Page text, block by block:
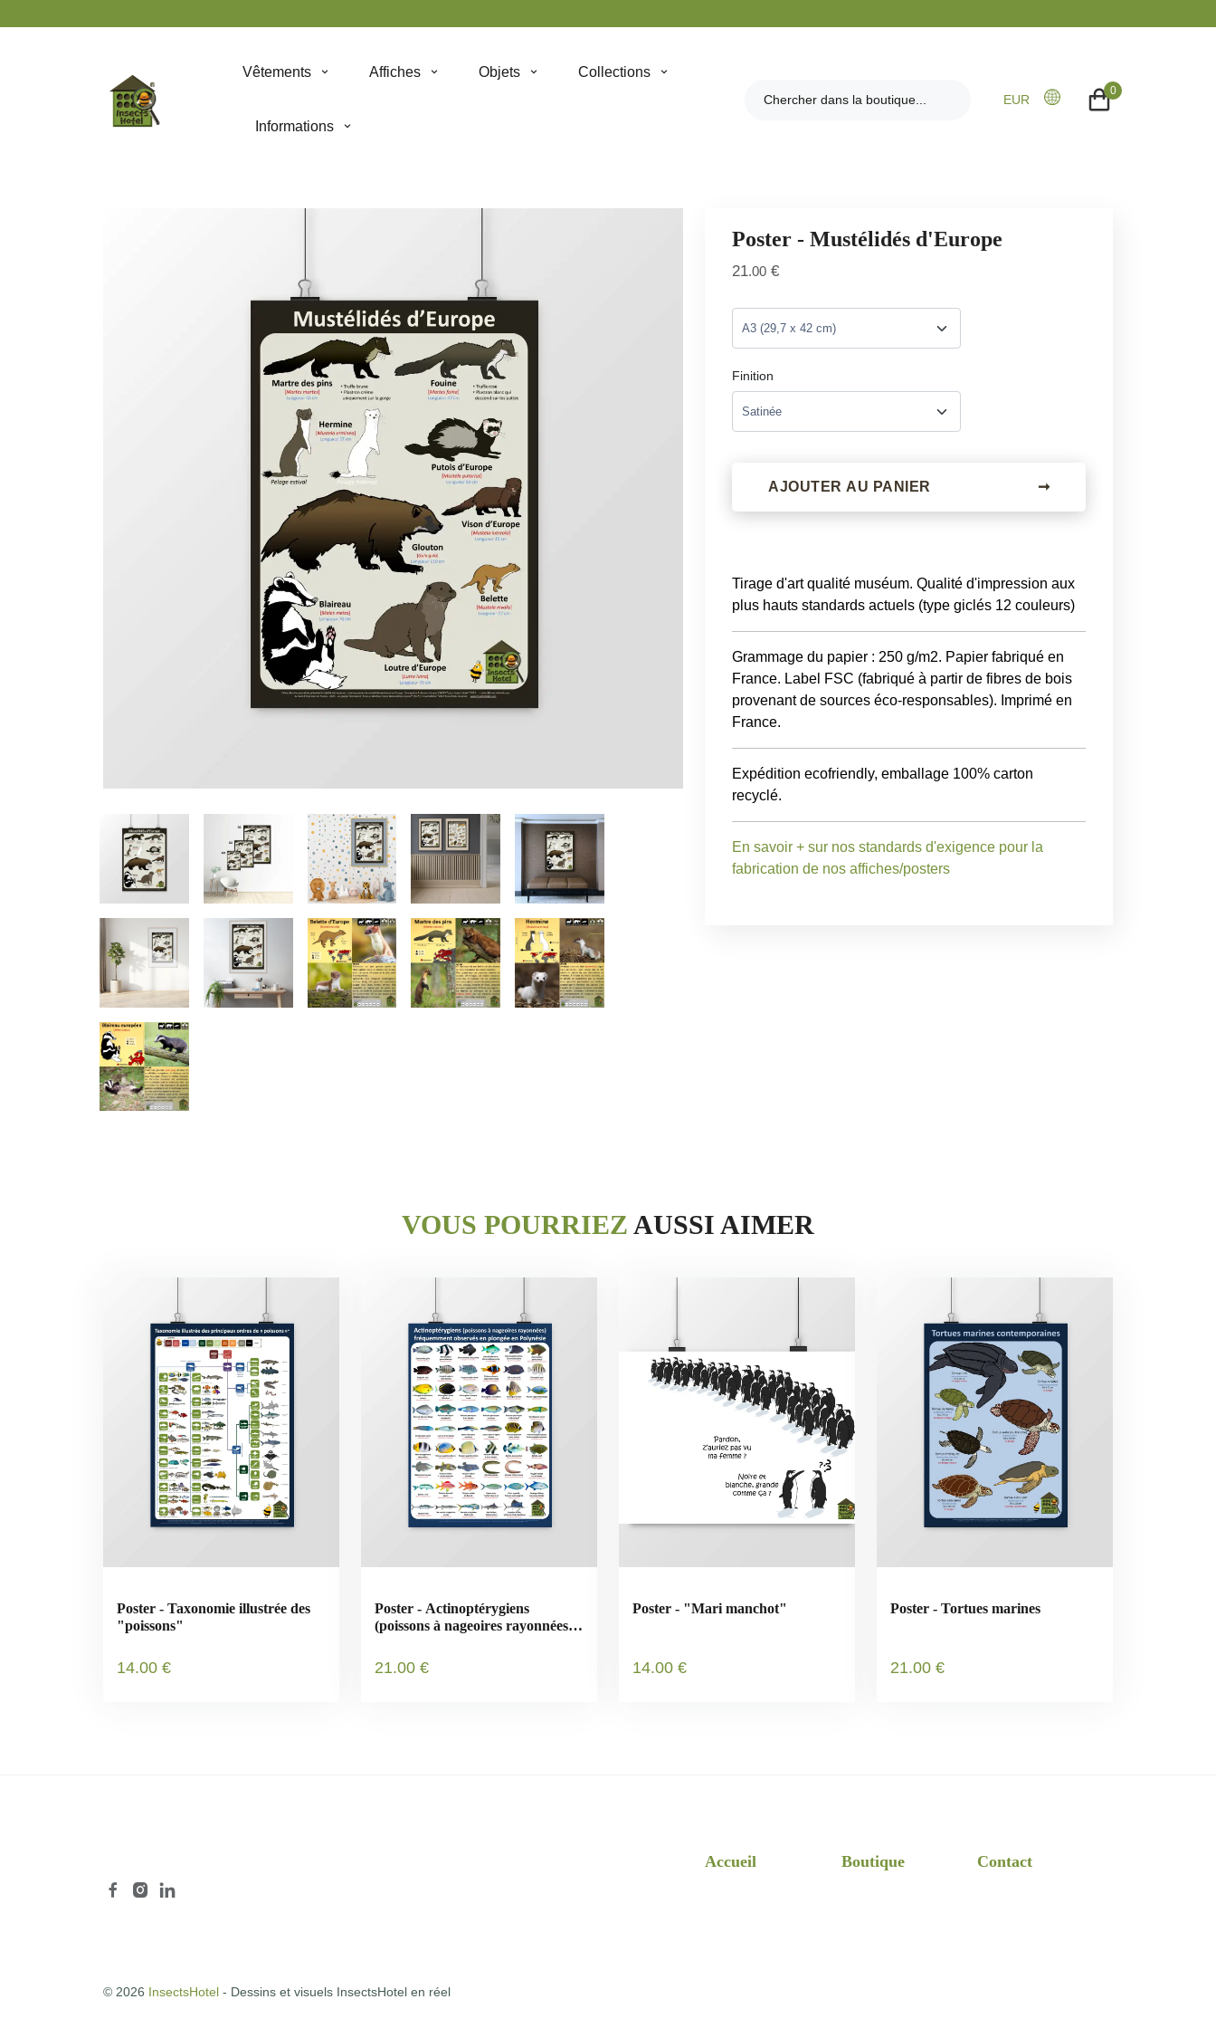
Vêtements Affiches Objets Collections
Informations
EUR
0
Poster - Mustélidés d'Europe
21.00 €
Finition
AJOUTER AU PANIER ➞
Tirage d'art qualité muséum. Qualité d'impression aux
plus hauts standards actuels (type giclés 12 couleurs)
Grammage du papier : 250 g/m2. Papier fabriqué en
France. Label FSC (fabriqué à partir de fibres de bois
provenant de sources éco-responsables). Imprimé en
France.
Expédition ecofriendly, emballage 100% carton
recyclé.
En savoir + sur nos standards d'exigence pour la
fabrication de nos affiches/posters
VOUS POURRIEZ AUSSI AIMER
Poster - Taxonomie illustrée des
"poissons"
14.00 €
Poster - Actinoptérygiens
(poissons à nageoires rayonnées)
21.00 €
Poster - "Mari manchot"
14.00 €
Poster - Tortues marines
21.00 €
Accueil Boutique Contact
© 2026 InsectsHotel - Dessins et visuels InsectsHotel en réel